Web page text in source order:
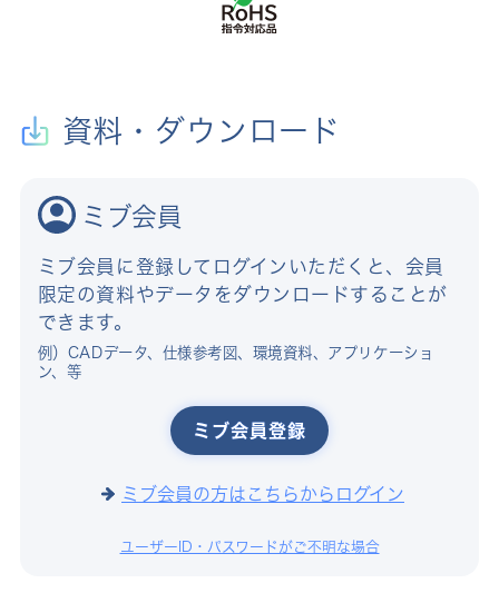
資料・ダウンロード
ミブ会員
ミブ会員に登録してログインいただくと、会員
限定の資料やデータをダウンロードすることが
できます。
例）CADデータ、仕様参考図、環境資料、アプリケーショ
ン、等
ミブ会員登録
ミブ会員の方はこちらからログイン
ユーザーID・パスワードがご不明な場合